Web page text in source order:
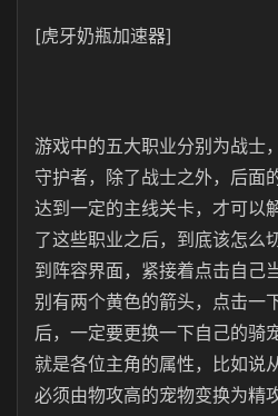
[虎牙奶瓶加速器]
游戏中的五大职业分别为战士
守护者，除了战士之外，后面
达到一定的主线关卡，才可以
了这些职业之后，到底该怎么
到阵容界面，紧接着点击自己
别有两个黄色的箭头，点击一
后，一定要更换一下自己的骑
就是各位主角的属性，比如说
必须由物攻高的宠物变换为精